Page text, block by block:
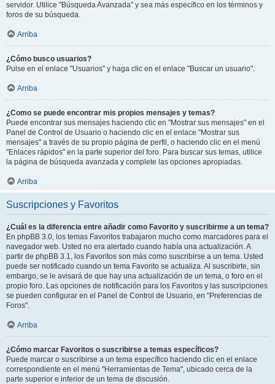
servidor. Utilice "Búsqueda Avanzada" y sea más específico en los términos y
foros de su búsqueda.
Arriba
¿Cómo busco usuarios?
Pulse en el enlace "Usuarios" y haga clic en el enlace "Buscar un usuario".
Arriba
¿Como se puede encontrar mis propios mensajes y temas?
Puede encontrar sus mensajes haciendo clic en "Mostrar sus mensajes" en el
Panel de Control de Usuario o haciendo clic en el enlace "Mostrar sus
mensajes" a través de su propio página de perfil, o haciendo clic en el menú
"Enlaces rápidos" en la parte superior del foro. Para buscar sus temas, utilice
la página de búsqueda avanzada y complete las opciones apropiadas.
Arriba
Suscripciones y Favoritos
¿Cuál es la diferencia entre añadir como Favorito y suscribirme a un tema?
En phpBB 3.0, los temas Favoritos trabajaron mucho como marcadores para el
navegador web. Usted no era alertado cuando había una actualización. A
partir de phpBB 3.1, los Favoritos son más como suscribirse a un tema. Usted
puede ser notificado cuando un tema Favorito se actualiza. Al suscribirte, sin
embargo, se le avisará de que hay una actualización de un tema, o foro en el
propio foro. Las opciones de notificación para los Favoritos y las suscripciones
se pueden configurar en el Panel de Control de Usuario, en "Preferencias de
Foros".
Arriba
¿Cómo marcar Favoritos o suscribirse a temas específicos?
Puede marcar o suscribirse a un tema específico haciendo clic en el enlace
correspondiente en el menú "Herramientas de Tema", ubicado cerca de la
parte superior e inferior de un tema de discusión.